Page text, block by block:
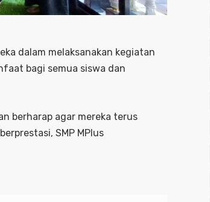
dalam melaksanakan kegiatan
bagi semua siswa dan
berharap agar mereka terus
SMP MPlus